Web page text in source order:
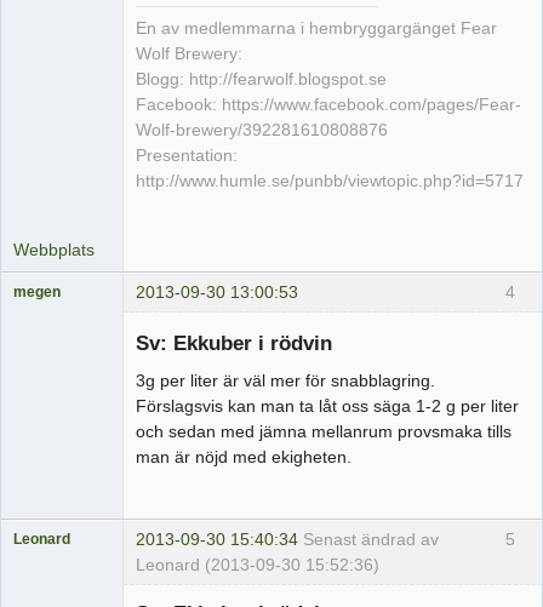
En av medlemmarna i hembryggargänget Fear
Wolf Brewery:
Blogg: http://fearwolf.blogspot.se
Facebook: https://www.facebook.com/pages/Fear-
Wolf-brewery/392281610808876
Presentation:
http://www.humle.se/punbb/viewtopic.php?id=5717
Webbplats
4
megen 2013-09-30 13:00:53
Sv: Ekkuber i rödvin
3g per liter är väl mer för snabblagring.
Förslagsvis kan man ta låt oss säga 1-2 g per liter
och sedan med jämna mellanrum provsmaka tills
man är nöjd med ekigheten.
5
Leonard 2013-09-30 15:40:34 Senast ändrad av
Leonard (2013-09-30 15:52:36)